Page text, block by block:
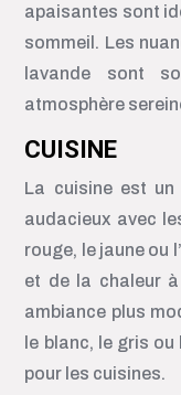
apaisantes sont
sommeil. Les
lavande sont
atmosphère
CUISINE
La cuisine est un
audacieux avec
rouge, le jaune ou
et de la chaleur
ambiance plus
le blanc, le gris
pour les cuisines.